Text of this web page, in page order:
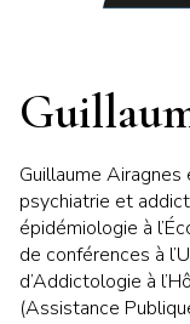
Guillaume
psychiatrie et
épidémiologie à
de conférences à
d’Addictologie à
(Assistance